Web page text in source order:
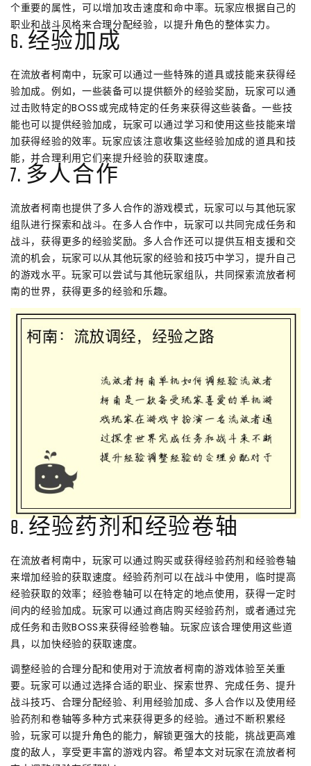
个重要的属性，可以增加攻击速度和命中率。玩家应根据自己的
职业和战斗风格来合理分配经验，以提升角色的整体实力。
6. 经验加成
在流放者柯南中，玩家可以通过一些特殊的道具或技能来获得经
验加成。例如，一些装备可以提供额外的经验奖励，玩家可以通
过击败特定的BOSS或完成特定的任务来获得这些装备。一些技
能也可以提供经验加成，玩家可以通过学习和使用这些技能来增
加获得经验的效率。玩家应该注意收集这些经验加成的道具和技
能，并合理利用它们来提升经验的获取速度。
7. 多人合作
流放者柯南也提供了多人合作的游戏模式，玩家可以与其他玩家
组队进行探索和战斗。在多人合作中，玩家可以共同完成任务和
战斗，获得更多的经验奖励。多人合作还可以提供互相支援和交
流的机会，玩家可以从其他玩家的经验和技巧中学习，提升自己
的游戏水平。玩家可以尝试与其他玩家组队，共同探索流放者柯
南的世界，获得更多的经验和乐趣。
8. 经验药剂和经验卷轴
在流放者柯南中，玩家可以通过购买或获得经验药剂和经验卷轴
来增加经验的获取速度。经验药剂可以在战斗中使用，临时提高
经验获取的效率；经验卷轴可以在特定的地点使用，获得一定时
间内的经验加成。玩家可以通过商店购买经验药剂，或者通过完
成任务和击败BOSS来获得经验卷轴。玩家应该合理使用这些道
具，以加快经验的获取速度。
调整经验的合理分配和使用对于流放者柯南的游戏体验至关重
要。玩家可以通过选择合适的职业、探索世界、完成任务、提升
战斗技巧、合理分配经验、利用经验加成、多人合作以及使用经
验药剂和卷轴等多种方式来获得更多的经验。通过不断积累经
验，玩家可以提升角色的能力，解锁更强大的技能，挑战更高难
度的敌人，享受更丰富的游戏内容。希望本文对玩家在流放者柯